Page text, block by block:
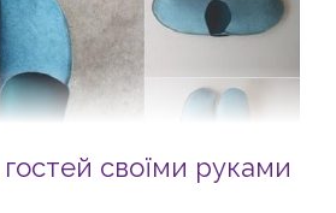
своїми руками